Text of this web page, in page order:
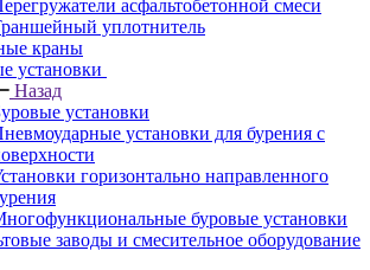
асфальтобетонной смеси
уплотнитель
краны
установки
Назад
установки
установки для бурения с
горизонтально направленного
буровые установки
заводы и смесительное оборудование